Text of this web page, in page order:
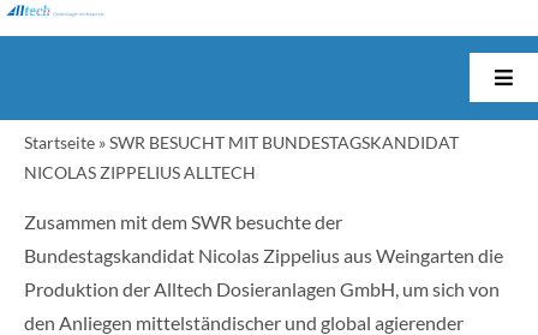
Skip
Startseite
Unternehmen
Produkte
Startseite »SWR BESUCHT MIT BUNDESTAGSKANDIDAT
NICOLAS ZIPPELIUS ALLTECH
Zusammen mit dem SWR besuchte der
Bundestagskandidat Nicolas Zippelius aus Weingarten die
Produktion der Alltech Dosieranlagen GmbH, um sich von
den Anliegen mittelständischer und global agierender